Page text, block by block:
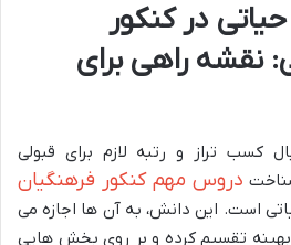
در کنکور
نقشه راهی برای
کسب تراز و رتبه لازم برای قبولی
دروس مهم کنکور فرهنگیان
است. این دانش، به آن ها اجازه می
بهینه تقسیم کرده و بر روی بخش هایی